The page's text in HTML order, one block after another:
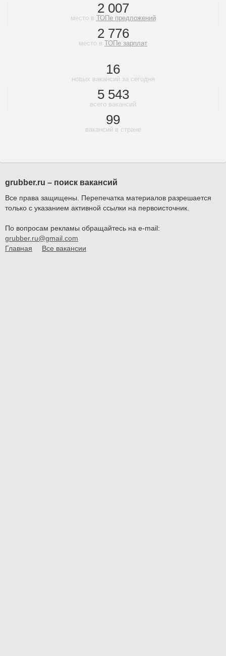
2 007
место в ТОПе предложений
2 776
место в ТОПе зарплат
16
новых вакансий за сегодня
5 543
всего вакансий
99
вакансий в стране
grubber.ru – поиск вакансий
Все права защищены. Перепечатка материалов разрешается
только с указанием активной ссылки на первоисточник.
По вопросам рекламы обращайтесь на e-mail:
grubber.ru@gmail.com
Главная
Все вакансии